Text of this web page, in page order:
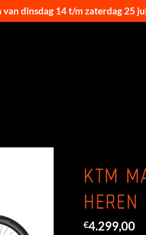
dinsdag 14 t/m zaterdag 25
KTM
HEREN
€4.299,00